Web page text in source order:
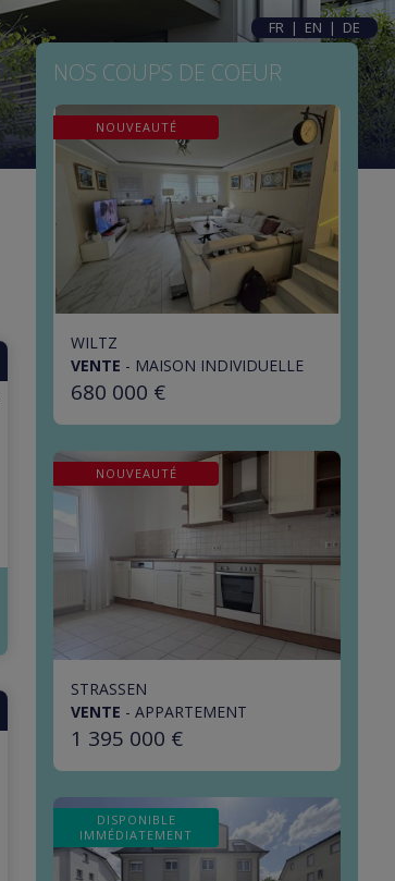
FR | EN | DE
NOS COUPS DE COEUR
NOUVEAUTÉ
WILTZ
VENTE - MAISON INDIVIDUELLE
680 000 €
NOUVEAUTÉ
STRASSEN
VENTE - APPARTEMENT
1 395 000 €
DISPONIBLE
IMMÉDIATEMENT